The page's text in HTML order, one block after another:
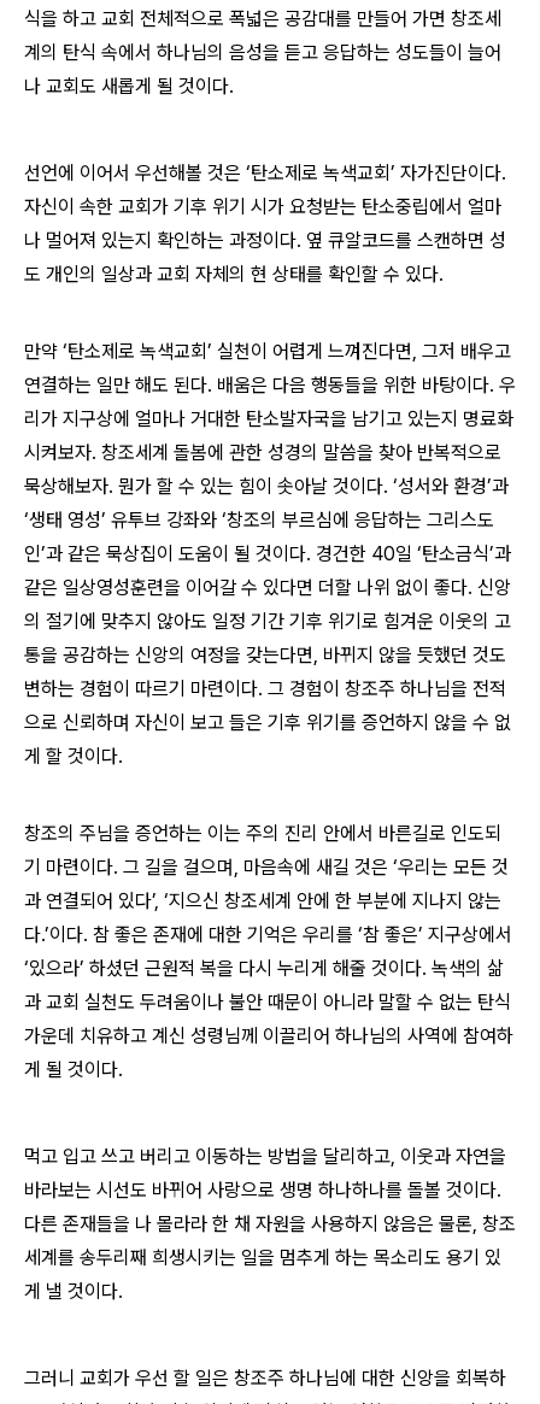
식을 하고 교회 전체적으로 폭넓은 공감대를 만들어 가면 창조세
계의 탄식 속에서 하나님의 음성을 듣고 응답하는 성도들이 늘어
나 교회도 새롭게 될 것이다.
선언에 이어서 우선해볼 것은 ‘탄소제로 녹색교회’ 자가진단이다.
자신이 속한 교회가 기후 위기 시가 요청받는 탄소중립에서 얼마
나 멀어져 있는지 확인하는 과정이다. 옆 큐알코드를 스캔하면 성
도 개인의 일상과 교회 자체의 현 상태를 확인할 수 있다.
만약 ‘탄소제로 녹색교회’ 실천이 어렵게 느껴진다면, 그저 배우고
연결하는 일만 해도 된다. 배움은 다음 행동들을 위한 바탕이다. 우
리가 지구상에 얼마나 거대한 탄소발자국을 남기고 있는지 명료화
시켜보자. 창조세계 돌봄에 관한 성경의 말씀을 찾아 반복적으로
묵상해보자. 뭔가 할 수 있는 힘이 솟아날 것이다. ‘성서와 환경’과
‘생태 영성’ 유투브 강좌와 ‘창조의 부르심에 응답하는 그리스도
인’과 같은 묵상집이 도움이 될 것이다. 경건한 40일 ‘탄소금식’과
같은 일상영성훈련을 이어갈 수 있다면 더할 나위 없이 좋다. 신앙
의 절기에 맞추지 않아도 일정 기간 기후 위기로 힘겨운 이웃의 고
통을 공감하는 신앙의 여정을 갖는다면, 바뀌지 않을 듯했던 것도
변하는 경험이 따르기 마련이다. 그 경험이 창조주 하나님을 전적
으로 신뢰하며 자신이 보고 들은 기후 위기를 증언하지 않을 수 없
게 할 것이다.
창조의 주님을 증언하는 이는 주의 진리 안에서 바른길로 인도되
기 마련이다. 그 길을 걸으며, 마음속에 새길 것은 ‘우리는 모든 것
과 연결되어 있다’, ‘지으신 창조세계 안에 한 부분에 지나지 않는
다.’이다. 참 좋은 존재에 대한 기억은 우리를 ‘참 좋은’ 지구상에서
‘있으라’ 하셨던 근원적 복을 다시 누리게 해줄 것이다. 녹색의 삶
과 교회 실천도 두려움이나 불안 때문이 아니라 말할 수 없는 탄식
가운데 치유하고 계신 성령님께 이끌리어 하나님의 사역에 참여하
게 될 것이다.
먹고 입고 쓰고 버리고 이동하는 방법을 달리하고, 이웃과 자연을
바라보는 시선도 바뀌어 사랑으로 생명 하나하나를 돌볼 것이다.
다른 존재들을 나 몰라라 한 채 자원을 사용하지 않음은 물론, 창조
세계를 송두리째 희생시키는 일을 멈추게 하는 목소리도 용기 있
게 낼 것이다.
그러니 교회가 우선 할 일은 창조주 하나님에 대한 신앙을 회복하